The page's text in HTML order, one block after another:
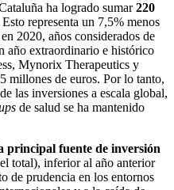
ha logrado sumar220
Esto representa un 7,5% menos
2020, años considerados de
año extraordinario e histórico
Mynorix Therapeutics y
millones de euros. Por lo tanto,
las inversiones a escala global,
de salud se ha mantenido
principal fuente de inversión
total), inferior al año anterior
de prudencia en los entornos